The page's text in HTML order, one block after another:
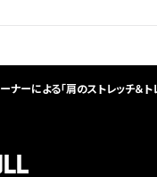
ナーによる「肩のストレッチ＆